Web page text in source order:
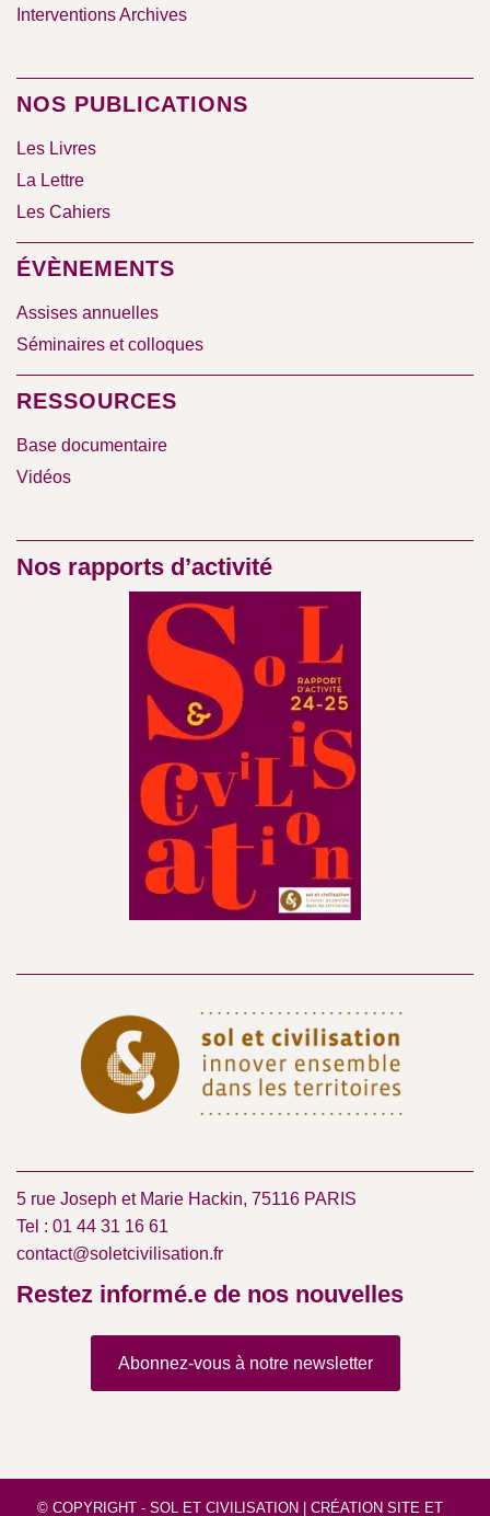
Interventions Archives
NOS PUBLICATIONS
Les Livres
La Lettre
Les Cahiers
ÉVÈNEMENTS
Assises annuelles
Séminaires et colloques
RESSOURCES
Base documentaire
Vidéos
Nos rapports d’activité
5 rue Joseph et Marie Hackin, 75116 PARIS
Tel : 01 44 31 16 61
contact@soletcivilisation.fr
Restez informé.e de nos nouvelles
Abonnez-vous à notre newsletter
© COPYRIGHT - SOL ET CIVILISATION | CRÉATION SITEET